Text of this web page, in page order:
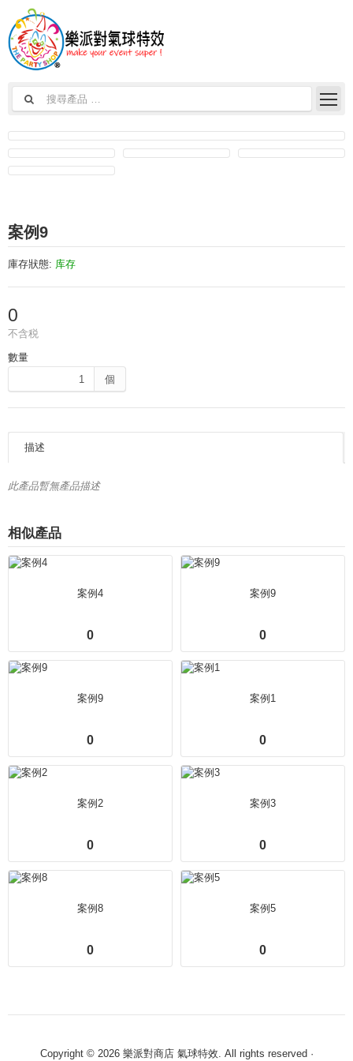
案例9
庫存狀態: 库存
0
不含税
數量
個
描述
此產品暫無產品描述
相似產品
案例4
0
案例9
0
案例9
0
案例1
0
案例2
0
案例3
0
案例8
0
案例5
0
Copyright © 2026 樂派對商店 氣球特效. All rights reserved ·